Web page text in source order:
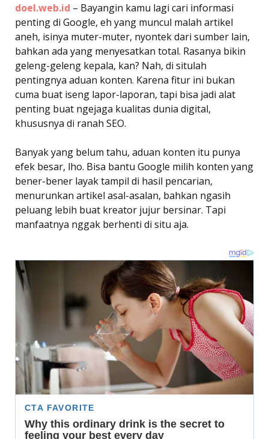
doel.web.id – Bayangin kamu lagi cari informasi
penting di Google, eh yang muncul malah artikel
aneh, isinya muter-muter, nyontek dari sumber lain,
bahkan ada yang menyesatkan total. Rasanya bikin
geleng-geleng kepala, kan? Nah, di situlah
pentingnya aduan konten. Karena fitur ini bukan
cuma buat iseng lapor-laporan, tapi bisa jadi alat
penting buat ngejaga kualitas dunia digital,
khususnya di ranah SEO.
Banyak yang belum tahu, aduan konten itu punya
efek besar, lho. Bisa bantu Google milih konten yang
bener-bener layak tampil di hasil pencarian,
menurunkan artikel asal-asalan, bahkan ngasih
peluang lebih buat kreator jujur bersinar. Tapi
manfaatnya nggak berhenti di situ aja.